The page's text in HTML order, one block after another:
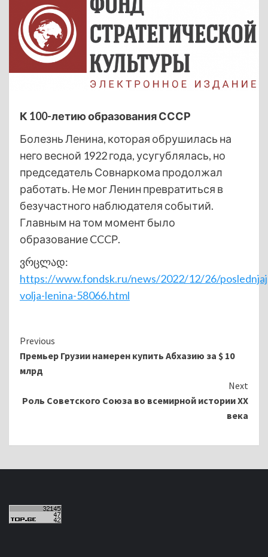
К 100-летию образования СССР
Болезнь Ленина, которая обрушилась на
него весной 1922 года, усугублялась, но
председатель Совнаркома продолжал
работать. Не мог Ленин превратиться в
безучастного наблюдателя событий.
Главным на том момент было
образование CCCР.
ვრცლად:
https://www.fondsk.ru/news/2022/12/26/
volja-lenina-58066.html
Continue
Reading
Previous
Премьер Грузии намерен купить Абхазию за $ 10
млрд
Next
Роль Советского Союза во всемирной истории ХХ
века